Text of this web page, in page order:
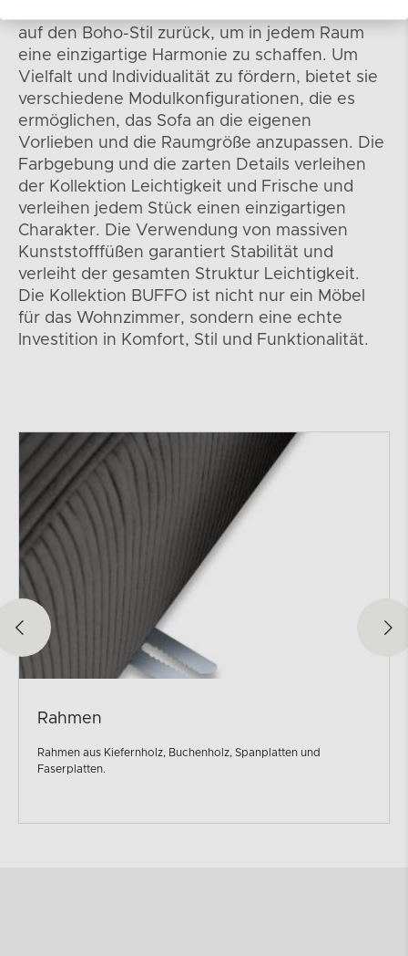
auf den Boho-Stil zurück, um in jedem Raum
eine einzigartige Harmonie zu schaffen. Um
Vielfalt und Individualität zu fördern, bietet sie
verschiedene Modulkonfigurationen, die es
ermöglichen, das Sofa an die eigenen
Vorlieben und die Raumgröße anzupassen. Die
Farbgebung und die zarten Details verleihen
der Kollektion Leichtigkeit und Frische und
verleihen jedem Stück einen einzigartigen
Charakter. Die Verwendung von massiven
Kunststofffüßen garantiert Stabilität und
verleiht der gesamten Struktur Leichtigkeit.
Die Kollektion BUFFO ist nicht nur ein Möbel
für das Wohnzimmer, sondern eine echte
Investition in Komfort, Stil und Funktionalität.
Rahmen
Rahmen aus Kiefernholz, Buchenholz, Spanplatten und
Faserplatten.